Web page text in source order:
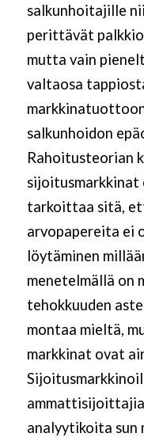
salkunhoitajille
perittävät
mutta vain
valtaosa
salkunhoidon
Rahoitusteorian
sijoitusmarkkinat
tarkoittaa sitä,
arvopapereita ei
löytäminen
menetelmällä on
tehokkuuden
montaa mieltä,
markkinat ovat
analyytikoita sun